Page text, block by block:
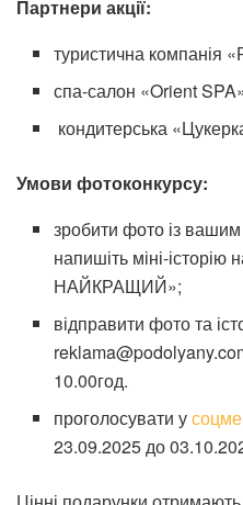
Партнери акції:
туристична компанія
спа-салон «Orient
кондитерська
Умови фотоконкурсу:
зробити фото із
напишіть міні-
НАЙКРАЩИЙ»;
відправити фото та
10.00год.
проголосувати у
23.09.2025 до